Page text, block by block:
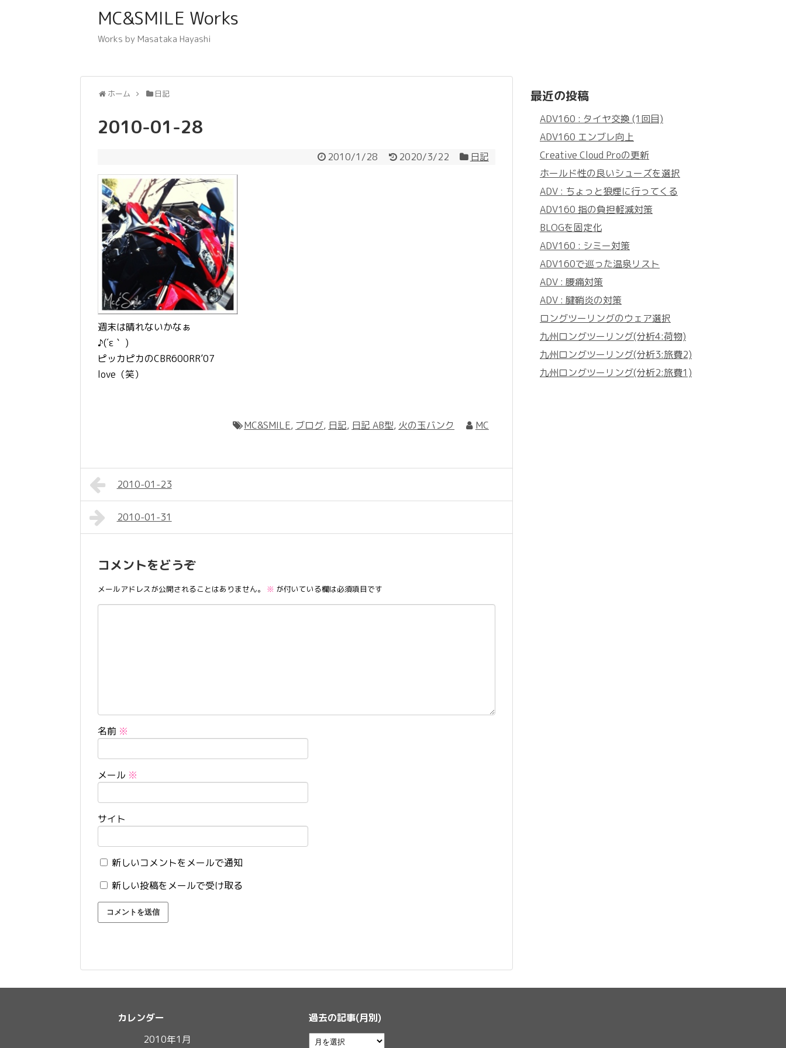
MC&SMILE Works
Works by Masataka Hayashi
ホーム 日記
2010-01-28
2010/1/28 2020/3/22 日記
週末は晴れないかなぁ
♪(´ε｀ )
ピッカピカのCBR600RR’07
love（笑）
MC&SMILE, ブログ, 日記, 日記 AB型, 火の玉バンク MC
2010-01-23
2010-01-31
コメントをどうぞ
メールアドレスが公開されることはありません。 ※ が付いている欄は必須項目です
名前 ※
メール ※
サイト
新しいコメントをメールで通知
新しい投稿をメールで受け取る
最近の投稿
ADV160 : タイヤ交換 (1回目)
ADV160 エンブレ向上
Creative Cloud Proの更新
ホールド性の良いシューズを選択
ADV : ちょっと狼煙に行ってくる
ADV160 指の負担軽減対策
BLOGを固定化
ADV160 : シミー対策
ADV160で巡った温泉リスト
ADV : 腰痛対策
ADV : 腱鞘炎の対策
ロングツーリングのウェア選択
九州ロングツーリング(分析4:荷物)
九州ロングツーリング(分析3:旅費2)
九州ロングツーリング(分析2:旅費1)
カレンダー
2010年1月
過去の記事(月別)